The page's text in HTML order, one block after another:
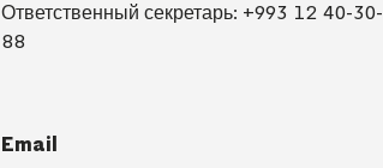
Ответственный секретарь: +993 12 40-30-
88
Email